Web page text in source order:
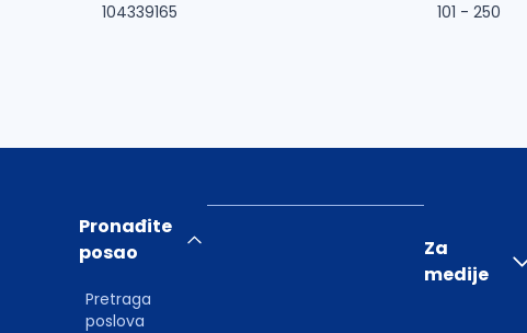
104339165 101 - 250
Pronađite
posao
Pretraga
poslova
Za
medije